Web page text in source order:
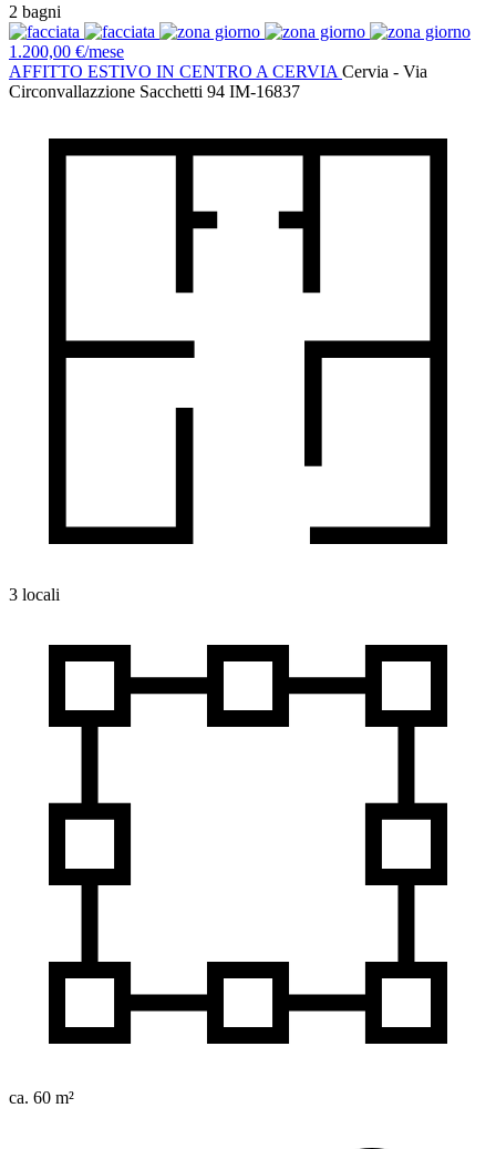
2 bagni
1.200,00 €/mese
AFFITTO ESTIVO IN CENTRO A CERVIA Cervia - Via
Circonvallazzione Sacchetti 94 IM-16837
3 locali
ca. 60 m²